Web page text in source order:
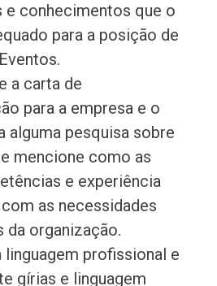
e conhecimentos que o
para a posição de
a carta de
para a empresa e o
alguma pesquisa sobre
mencione como as
e experiência
as necessidades
da organização.
linguagem profissional e
gírias e linguagem